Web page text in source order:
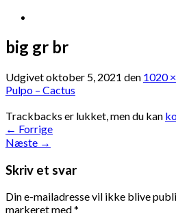
big gr br
Udgivetoktober 5, 2021 den 1020
Pulpo – Cactus
Trackbacks er lukket, men du kan
← Forrige
Næste →
Skriv et svar
Din e-mailadresse vil ikke blive
markeret med*